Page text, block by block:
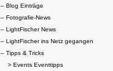
– Blog Einträge
– Fotografie-News
– LightFischer News
– LightFischer ins Netz gegangen
– Tipps & Tricks
> Events Eventtipps